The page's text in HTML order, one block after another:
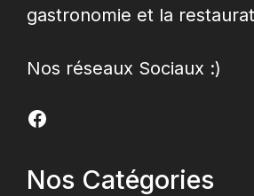
gastronomie et la
Nos réseaux Sociaux :)
Facebook
Nos Catégories